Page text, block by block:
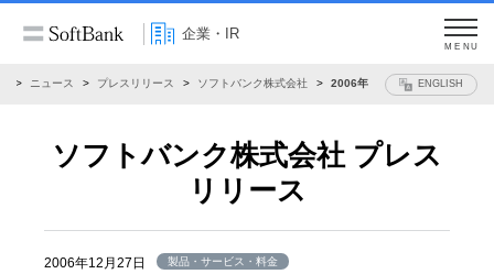
企業・IR
MENU
ニュース プレスリリース ソフトバンク株式会社 2006年 ENGLISH
ソフトバンク株式会社 プレス
リリース
2006年12月27日 製品・サービス・料金